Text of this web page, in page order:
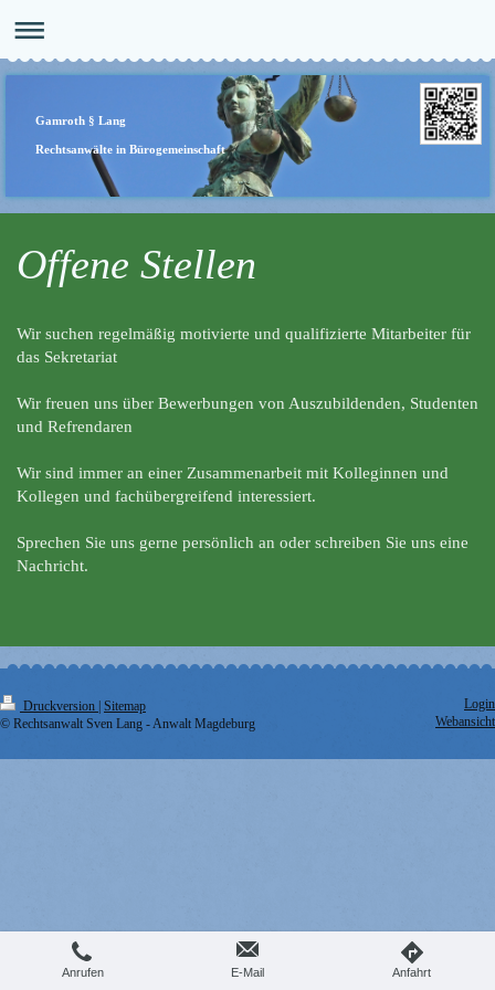
Gamroth § Lang
Rechtsanwälte in Bürogemeinschaft
Offene Stellen
Wir suchen regelmäßig motivierte und qualifizierte Mitarbeiter für
das Sekretariat
Wir freuen uns über Bewerbungen von Auszubildenden, Studenten
und Refrendaren
Wir sind immer an einer Zusammenarbeit mit Kolleginnen und
Kollegen und fachübergreifend interessiert.
Sprechen Sie uns gerne persönlich an oder schreiben Sie uns eine
Nachricht.
Druckversion | Sitemap
© Rechtsanwalt Sven Lang - Anwalt Magdeburg
Login
Webansicht
Anrufen E-Mail Anfahrt